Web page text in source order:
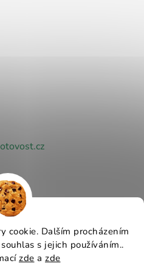
cookie. Dalším procházením
s jejich používáním..
zde a zde
designu